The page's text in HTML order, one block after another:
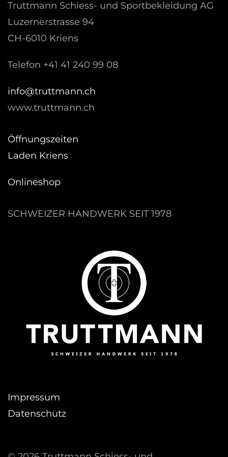
Truttmann Schiess- und Sportbekleidung AG
Luzernerstrasse 94
CH-6010 Kriens
Telefon +41 41 240 99 08
hc.nnamtturt@ofni
www.truttmann.ch
Öffnungszeiten
Laden Kriens
Onlineshop
SCHWEIZER HANDWERK SEIT 1978
Impressum
Datenschutz